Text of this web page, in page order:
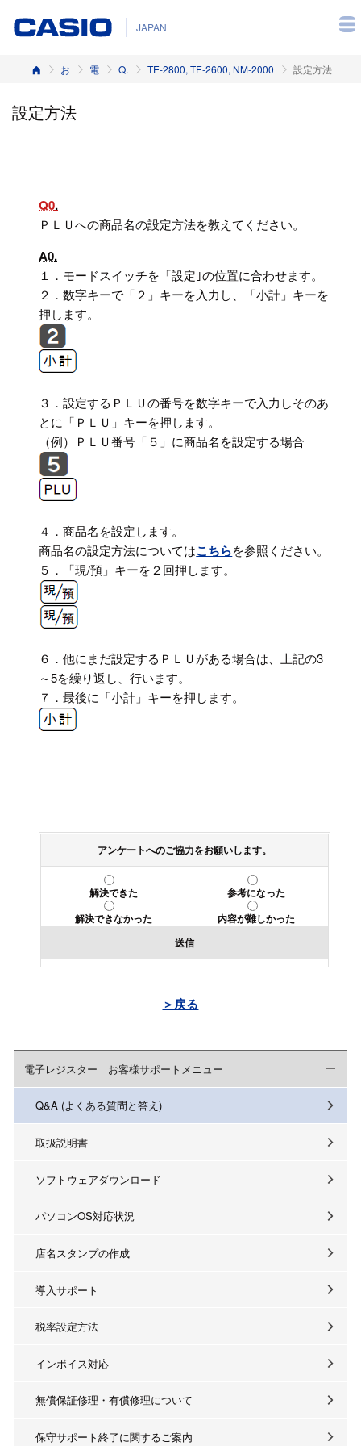
JAPAN
ホーム お客様サポート 電子レジスター Q&A（よくある質問と答え） TE-2800, TE-2600, NM-2000 設定方法
設定方法
Q0
ＰＬＵへの商品名の設定方法を教えてください。
A0
１．モードスイッチを「設定｣の位置に合わせます。
２．数字キーで「２」キーを入力し、「小計」キーを
押します。
３．設定するＰＬＵの番号を数字キーで入力しそのあ
とに「ＰＬＵ」キーを押します。
（例）ＰＬＵ番号「５」に商品名を設定する場合
４．商品名を設定します。
商品名の設定方法についてはこちらを参照ください。
５．「現/預」キーを２回押します。
６．他にまだ設定するＰＬＵがある場合は、上記の3
～5を繰り返し、行います。
７．最後に「小計」キーを押します。
アンケートへのご協力をお願いします。
解決できた
参考になった
解決できなかった
内容が難しかった
送信
＞戻る
電子レジスター お客様サポートメニュー
Q&A (よくある質問と答え)
取扱説明書
ソフトウェアダウンロード
パソコンOS対応状況
店名スタンプの作成
導入サポート
税率設定方法
インボイス対応
無償保証修理・有償修理について
保守サポート終了に関するご案内